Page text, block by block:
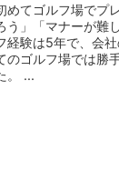
めてゴルフ場でプ
う」「マナーが難
経験は5年で、会
のゴルフ場では勝
。 ...